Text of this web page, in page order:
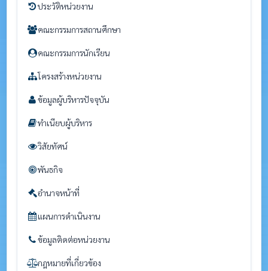
ประวัติหน่วยงาน
คณะกรรมการสถานศึกษา
คณะกรรมการนักเรียน
โครงสร้างหน่วยงาน
ข้อมูลผู้บริหารปัจจุบัน
ทำเนียบผู้บริหาร
วิสัยทัศน์
พันธกิจ
อำนาจหน้าที่
แผนการดำเนินงาน
ข้อมูลติดต่อหน่วยงาน
กฎหมายที่เกี่ยวข้อง